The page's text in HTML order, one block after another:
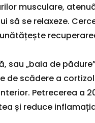
musculare,
să se relaxeze.
sau „baia de
de scădere a
Petrecerea a
și reduce